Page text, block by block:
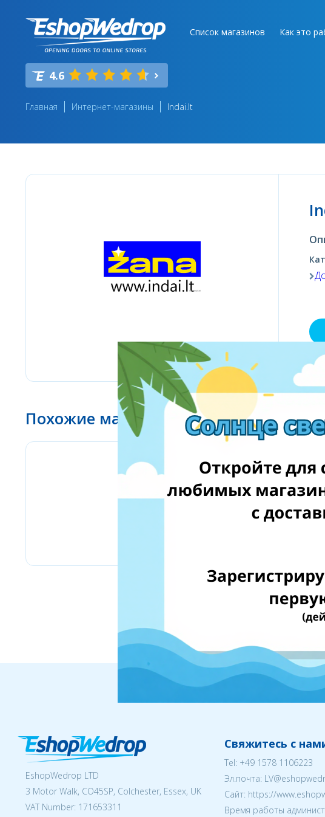
Список магазинов Как это
4.6
Главная Интернет-магазины Indai.lt
Похожие магазины
EshopWedrop LTD
3 Motor Walk, CO45SP, Colchester, Essex, UK
VAT Number: 171653311
Свяжитесь с
Tel: +49 1578 1106223
Эл.почта:
Cайт: https://
Время работы